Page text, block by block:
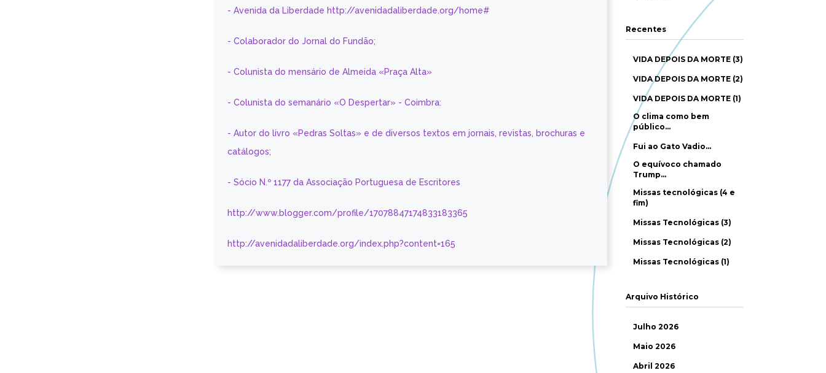
- Avenida da Liberdade http://avenidadaliberdade.org/home#
- Colaborador do Jornal do Fundão;
- Colunista do mensário de Almeida «Praça Alta»
- Colunista do semanário «O Despertar» - Coimbra:
- Autor do livro «Pedras Soltas» e de diversos textos em jornais, revistas, brochuras e
catálogos;
- Sócio N.º 1177 da Associação Portuguesa de Escritores
http://www.blogger.com/profile/17078847174833183365
http://avenidadaliberdade.org/index.php?content=165
Recentes
VIDA DEPOIS DA MORTE (3)
VIDA DEPOIS DA MORTE (2)
VIDA DEPOIS DA MORTE (1)
O clima como bem
público…
Fui ao Gato Vadio…
O equívoco chamado
Trump…
Missas tecnológicas (4 e
fim)
Missas Tecnológicas (3)
Missas Tecnológicas (2)
Missas Tecnológicas (1)
Arquivo Histórico
Julho 2026
Maio 2026
Abril 2026